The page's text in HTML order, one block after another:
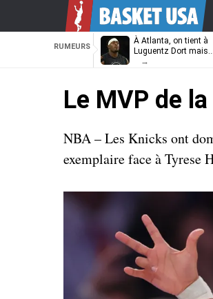
RUMEURS
À Atlanta, on tient à
Luguentz Dort mais…
Le MVP de
NBA – Les Knicks ont
exemplaire face à Tyrese